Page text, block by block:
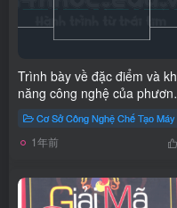
Trình bày về đặc điểm và
năng công nghệ của
Cơ Sở Công Nghệ Chế Tạo Máy
1年前